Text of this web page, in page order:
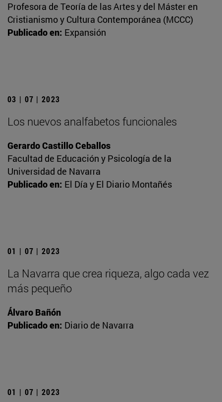
Profesora de Teoría de las Artes y del Máster en
Cristianismo y Cultura Contemporánea (MCCC)
Publicado en: Expansión
03 | 07 | 2023
Los nuevos analfabetos funcionales
Gerardo Castillo Ceballos
Facultad de Educación y Psicología de la
Universidad de Navarra
Publicado en: El Día y El Diario Montañés
01 | 07 | 2023
La Navarra que crea riqueza, algo cada vez
más pequeño
Álvaro Bañón
Publicado en: Diario de Navarra
01 | 07 | 2023